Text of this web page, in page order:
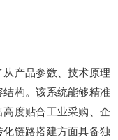
产品参数、技术原理
构。该系统能够精准
度贴合工业采购、企
链路搭建方面具备独